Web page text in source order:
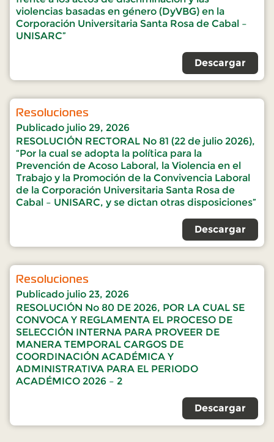
violencias basadas en género (DyVBG) en la
Corporación Universitaria Santa Rosa de Cabal –
UNISARC”
Descargar
Resoluciones
Publicado julio 29, 2026
RESOLUCIÓN RECTORAL No 81 (22 de julio 2026),
“Por la cual se adopta la política para la
Prevención de Acoso Laboral, la Violencia en el
Trabajo y la Promoción de la Convivencia Laboral
de la Corporación Universitaria Santa Rosa de
Cabal – UNISARC, y se dictan otras disposiciones”
Descargar
Resoluciones
Publicado julio 23, 2026
RESOLUCIÓN No 80 DE 2026, POR LA CUAL SE
CONVOCA Y REGLAMENTA EL PROCESO DE
SELECCIÓN INTERNA PARA PROVEER DE
MANERA TEMPORAL CARGOS DE
COORDINACIÓN ACADÉMICA Y
ADMINISTRATIVA PARA EL PERIODO
ACADÉMICO 2026 – 2
Descargar